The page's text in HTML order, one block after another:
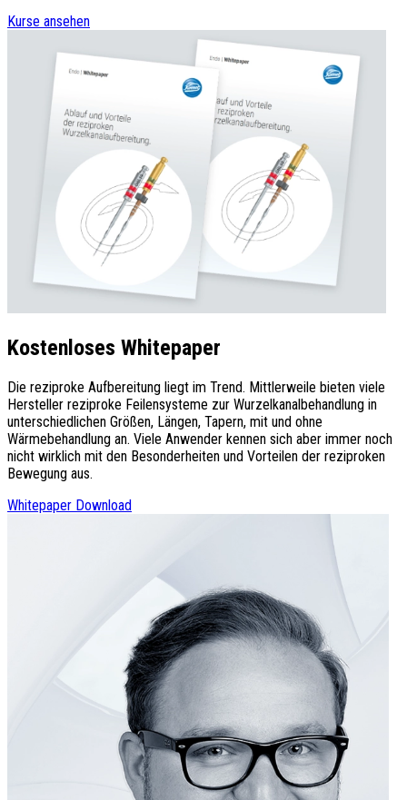
Kurse ansehen
Kostenloses Whitepaper
Die reziproke Aufbereitung liegt im Trend. Mittlerweile bieten viele
Hersteller reziproke Feilensysteme zur Wurzelkanalbehandlung in
unterschiedlichen Größen, Längen, Tapern, mit und ohne
Wärmebehandlung an. Viele Anwender kennen sich aber immer noch
nicht wirklich mit den Besonderheiten und Vorteilen der reziproken
Bewegung aus.
Whitepaper Download